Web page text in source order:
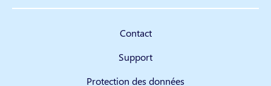
Contact
Support
Protection des données